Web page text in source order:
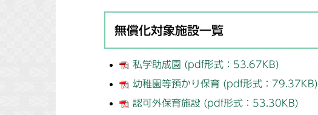
無償化対象施設一覧
私学助成園 (pdf形式：53.67KB)
幼稚園等預かり保育 (pdf形式：79.37KB)
認可外保育施設 (pdf形式：53.30KB)